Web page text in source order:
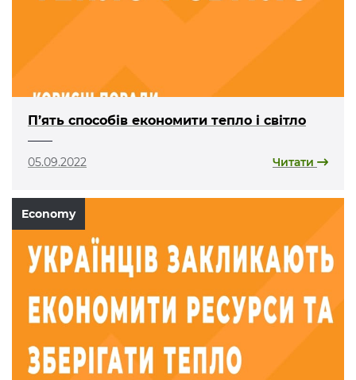
П’ять способів економити тепло і світло
05.09.2022 Читати
Economy